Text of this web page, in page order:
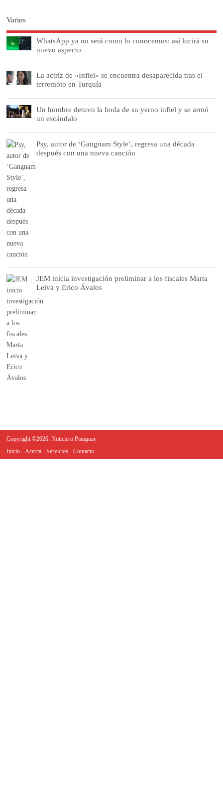
Varios
WhatsApp ya no será como lo conocemos: así lucirá su
nuevo aspecto
La actriz de «Infiel» se encuentra desaparecida tras el
terremoto en Turquía
Un hombre detuvo la boda de su yerno infiel y se armó
un escándalo
Psy, autor de ‘Gangnam Style’, regresa una década
después con una nueva canción
JEM inicia investigación preliminar a los fiscales Marta
Leiva y Erico Ávalos
Copyright ©2026. Noticiero Paraguay
Inicio
Acerca Servicios Contacto